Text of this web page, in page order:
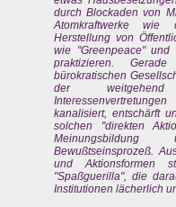
durch Blockaden von
Atomkraftwerke wie
Herstellung von
wie "Greenpeace" und
praktizieren.
bürokratischen
der weitgehend
kanalisiert, entschärft
solchen "direkten
Bewußtseinsprozeß.
und Aktionsformen
"Spaßguerilla", die
Institutionen lächerlich